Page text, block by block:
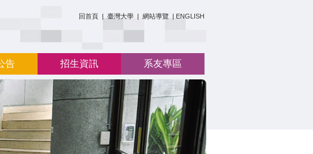
回首頁 | 臺灣大學 | 網站導覽 | ENGLISH
告 招生資訊 系友專區